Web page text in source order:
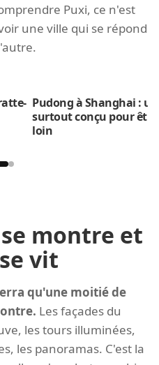
Puxi, ce n'est
une ville qui se répond
Pudong à Shanghai :
surtout conçu pour être
loin
montre et
vit
qu'une moitié de
Les façades du
les tours illuminées,
les panoramas. C'est la